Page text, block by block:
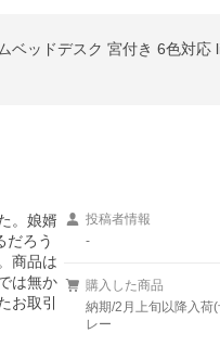
ベッドデスク 宮付き 6色対応
。娘婿
だろう
商品は
は無か
お取引
投稿者情報
-
購入した商品
納期/2月上旬以降入荷
レー